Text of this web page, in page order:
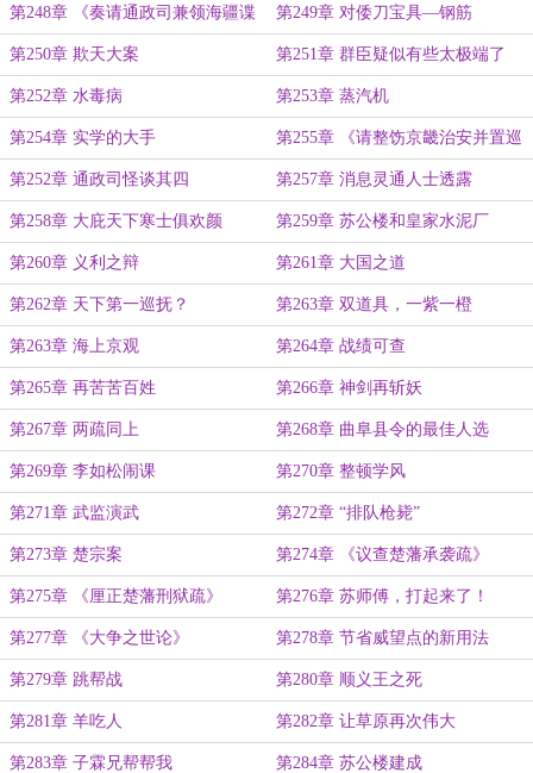
第248章 《奏请通政司兼领海疆谍
报事疏》
第249章 对倭刀宝具—钢筋
第250章 欺天大案 第251章 群臣疑似有些太极端了
第252章 水毒病 第253章 蒸汽机
第254章 实学的大手 第255章 《请整饬京畿治安并置巡
防制度疏》
第252章 通政司怪谈其四 第257章 消息灵通人士透露
第258章 大庇天下寒士俱欢颜 第259章 苏公楼和皇家水泥厂
第260章 义利之辩 第261章 大国之道
第262章 天下第一巡抚？ 第263章 双道具，一紫一橙
第263章 海上京观 第264章 战绩可查
第265章 再苦苦百姓 第266章 神剑再斩妖
第267章 两疏同上 第268章 曲阜县令的最佳人选
第269章 李如松闹课 第270章 整顿学风
第271章 武监演武 第272章 “排队枪毙”
第273章 楚宗案 第274章 《议查楚藩承袭疏》
第275章 《厘正楚藩刑狱疏》 第276章 苏师傅，打起来了！
第277章 《大争之世论》 第278章 节省威望点的新用法
第279章 跳帮战 第280章 顺义王之死
第281章 羊吃人 第282章 让草原再次伟大
第283章 子霖兄帮帮我 第284章 苏公楼建成